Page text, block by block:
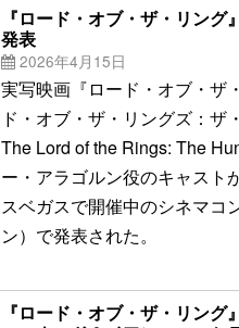
『ロード・オブ・ザ・リン
発表
2026年4月15日
実写映画『ロード・オブ・ザ
ド・オブ・ザ・リングズ：
The Lord of the Rings: The
ー・アラゴルン役のキャスト
スベガスで開催中のシネマコ
ン）で発表された。
『ロード・オブ・ザ・リン